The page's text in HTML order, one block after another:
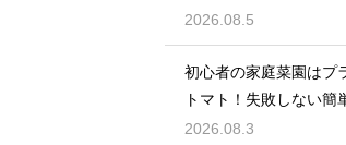
2026.08.5
初心者の家庭菜園はプ
トマト！失敗しない簡
2026.08.3